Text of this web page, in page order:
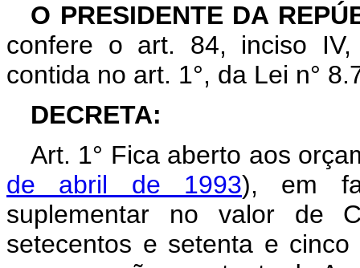
O PRESIDENTE DA
confere o art. 84, inciso
contida no art. 1°, da Lei n°
DECRETA:
Art. 1° Fica aberto aos
de abril de 1993), em
suplementar no valor de
setecentos e setenta e